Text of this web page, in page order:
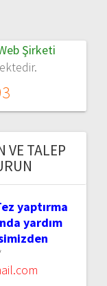
Şirketi
VE TALEP
yaptırma
yardım